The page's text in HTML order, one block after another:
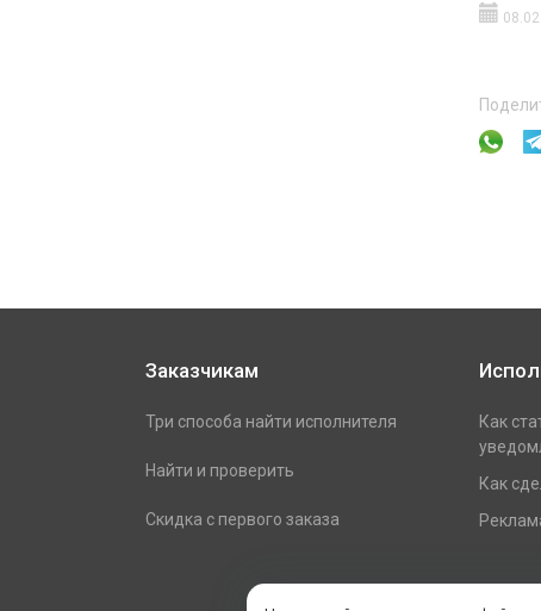
Заказчикам
Три способа найти исполнителя
Найти и проверить
Скидка с первого заказа
Как
Как